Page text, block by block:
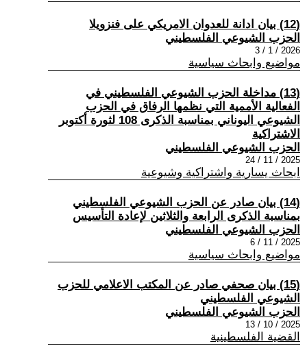
(12) بيان ادانة للعدوان الامريكي على فنزويلا
الحزب الشيوعي الفلسطيني
2026 / 1 / 3
مواضيع وابحاث سياسية
(13) مداخلة الحزب الشيوعي الفلسطيني في
الفعالية الأممية التي نظمها الرفاق في الحزب
الشيوعي اليوناني بمناسبة الذكرى 108 لثورة أكتوبر
الاشتراكية
الحزب الشيوعي الفلسطيني
2025 / 11 / 24
ابحاث يسارية واشتراكية وشيوعية
(14) بيان صادر عن الحزب الشيوعي الفلسطيني
بمناسبة الذكرى الرابعة والثلاثين لإعادة التأسيس
الحزب الشيوعي الفلسطيني
2025 / 11 / 6
مواضيع وابحاث سياسية
(15) بيان صحفي صادر عن المكتب الاعلامي للحزب
الشيوعي الفلسطيني
الحزب الشيوعي الفلسطيني
2025 / 10 / 13
القضية الفلسطينية